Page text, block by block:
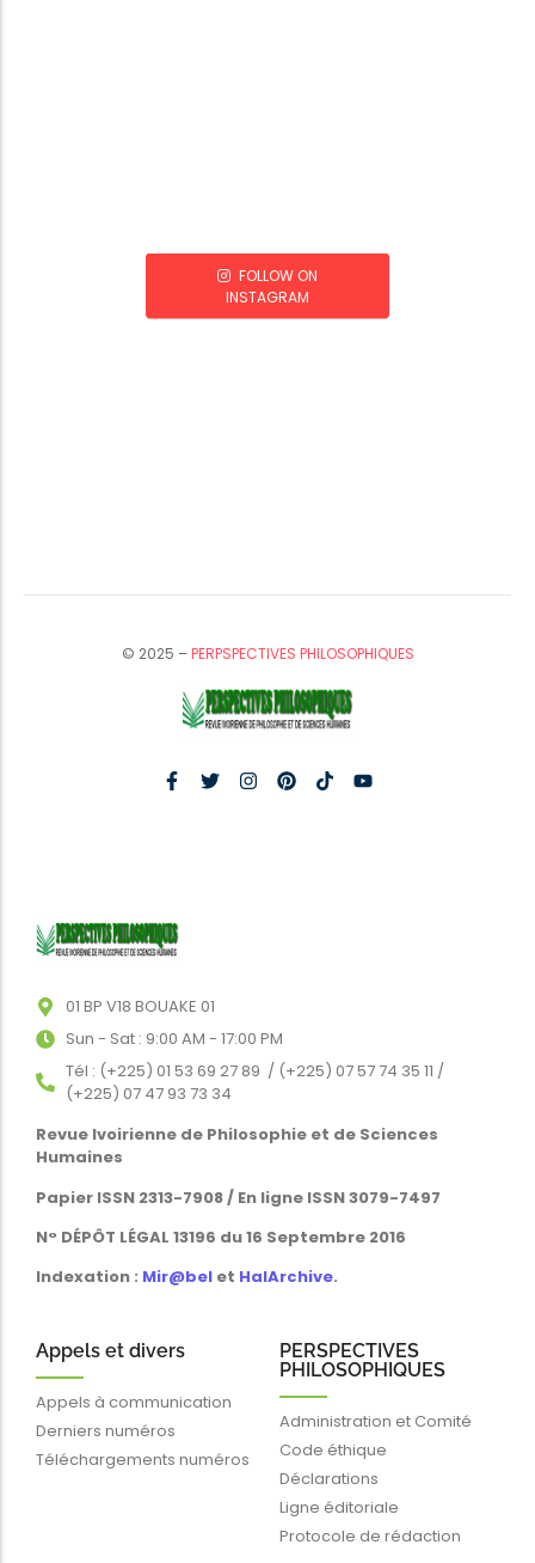
INSTAGRAM
Sun - Sat : 9:00 AM - 17:00 PM
Tél : (+225) 01 53 69 27 89 / (+225) 07 57 74 35 11 /
(+225) 07 47 93 73 34
Revue Ivoirienne de Philosophie et de Sciences
Papier ISSN 2313-7908 / En ligne ISSN 3079-7497
N° DÉPÔT LÉGAL 13196 du 16 Septembre 2016
Indexation :Mir@beletHalArchive.
Appels à communication
Derniers numéros
Téléchargements numéros
Administration et Comité
Code éthique
Déclarations
Ligne éditoriale
Protocole de rédaction